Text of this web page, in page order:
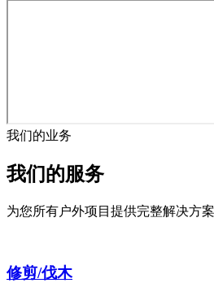
我们的业务
我们的服务
为您所有户外项目提供完整解决方案
修剪/伐木